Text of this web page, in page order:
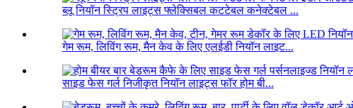
ब्लू नियॉन स्ट्रिप लाइट्स फ्लेक्सिबल कटटेबल कनेक्टेबल ...
गेम रूम, लिविंग रूम, मैन केव के लिए एलईडी नियॉन लाइट...
साइड फेस गर्ल निजीकृत नियॉन लाइट्स फॉर होम बी...